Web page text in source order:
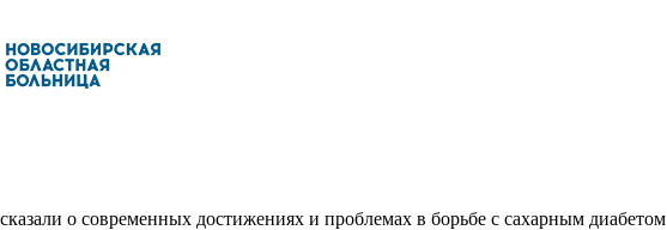
о современных достижениях и проблемах в борьбе с сахарным диабетом